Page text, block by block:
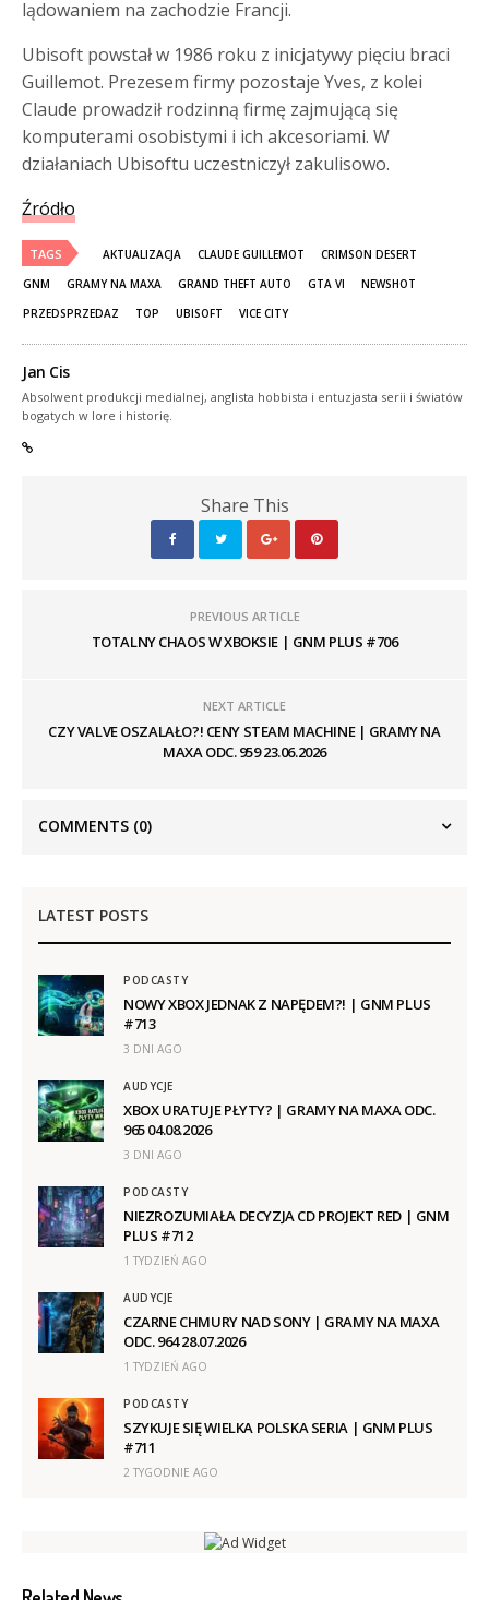
lądowaniem na zachodzie Francji.
Ubisoft powstał w 1986 roku z inicjatywy pięciu braci
Guillemot. Prezesem firmy pozostaje Yves, z kolei
Claude prowadził rodzinną firmę zajmującą się
komputerami osobistymi i ich akcesoriami. W
działaniach Ubisoftu uczestniczył zakulisowo.
Źródło
TAGS AKTUALIZACJA CLAUDE GUILLEMOT
CRIMSON DESERT
GNM
GRAMY NA MAXA GRAND THEFT AUTO GTA VI
NEWSHOT
PRZEDSPRZEDAZ
TOP UBISOFT VICE CITY
Jan Cis
Absolwent produkcji medialnej, anglista hobbista i entuzjasta serii i światów
bogatych w lore i historię.
Share This
PREVIOUS ARTICLE
TOTALNY CHAOS W XBOKSIE | GNM PLUS #706
NEXT ARTICLE
CZY VALVE OSZALAŁO?! CENY STEAM MACHINE | GRAMY NA
MAXA ODC. 959 23.06.2026
COMMENTS (0)
LATEST POSTS
PODCASTY
NOWY XBOX JEDNAK Z NAPĘDEM?! | GNM PLUS
#713
3 DNI AGO
AUDYCJE
XBOX URATUJE PŁYTY? | GRAMY NA MAXA ODC.
965 04.08.2026
3 DNI AGO
PODCASTY
NIEZROZUMIAŁA DECYZJA CD PROJEKT RED | GNM
PLUS #712
1 TYDZIEŃ AGO
AUDYCJE
CZARNE CHMURY NAD SONY | GRAMY NA MAXA
ODC. 964 28.07.2026
1 TYDZIEŃ AGO
PODCASTY
SZYKUJE SIĘ WIELKA POLSKA SERIA | GNM PLUS
#711
2 TYGODNIE AGO